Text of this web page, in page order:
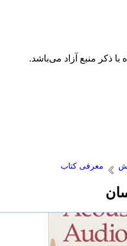
با ذکر منبع آزاد می‌باشد.
معرفی کتاب